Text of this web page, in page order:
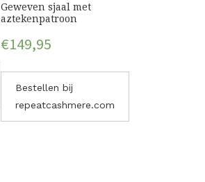
Geweven sjaal met
aztekenpatroon
€149,95
Bestellen bij
repeatcashmere.com